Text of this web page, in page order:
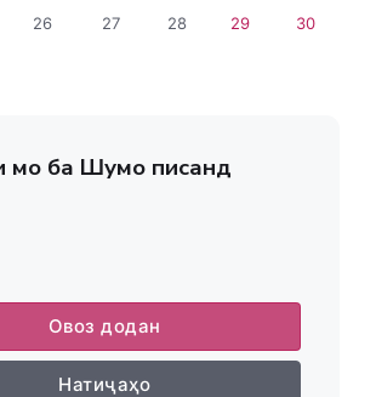
26 27 28 29
30
мо ба Шумо писанд
Овоз додан
Натиҷаҳо